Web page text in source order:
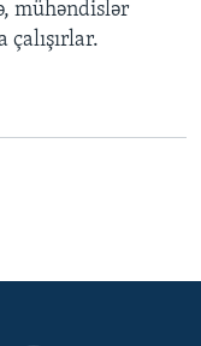
mühəndislər
çalışırlar.